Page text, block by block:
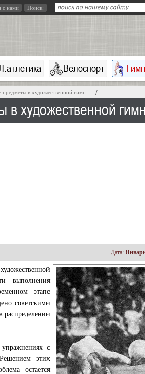
с нами Поиск:
Велоспорт
в художественной гимн…
художественной
Дата:
выполнения
этапе
советскими
распределении
упражнениях с
этих
остается